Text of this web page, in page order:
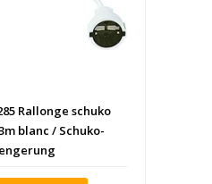
Rallonge schuko
blanc / Schuko-